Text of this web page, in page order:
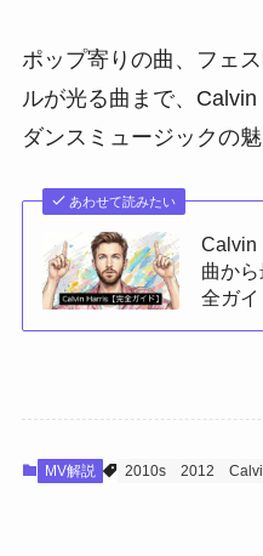
ポップ寄りの曲、フェ
ルが光る曲まで、
ダンスミュージックの
あわせて読みたい
Calvin
曲か
全ガイ
MV解説 2010s 2012